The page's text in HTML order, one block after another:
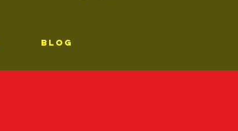
Blog